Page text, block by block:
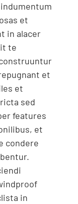
et
in alacer
te
et
et
sed
features
et
condere
in